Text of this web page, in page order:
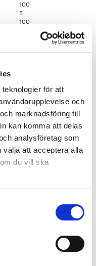
för att
och
marknadsföring till
kan komma att delas
analysföretag som
välja att acceptera alla
du vill ska
100
5
100
Sold
10
100
9
4
0
0
Dela på Twitter